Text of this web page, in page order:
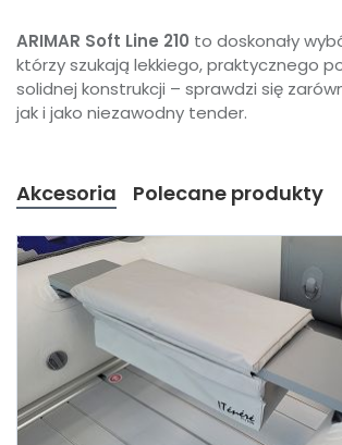
ARIMAR Soft Line 210 to doskonały
którzy szukają lekkiego, praktycznego
solidnej konstrukcji – sprawdzi się
jak i jako niezawodny tender.
Akcesoria Polecane produkty